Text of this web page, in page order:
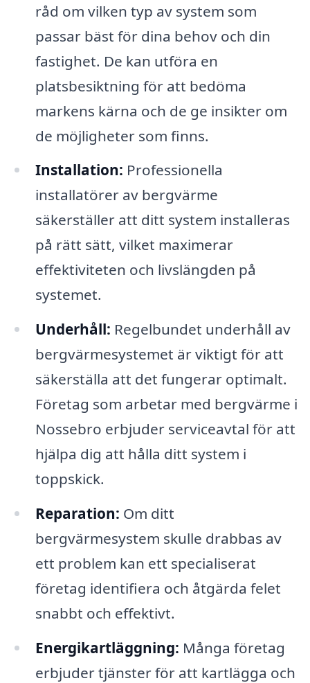
råd om vilken typ av system som
passar bäst för dina behov och din
fastighet. De kan utföra en
platsbesiktning för att bedöma
markens kärna och de ge insikter om
de möjligheter som finns.
Installation: Professionella
installatörer av bergvärme
säkerställer att ditt system installeras
på rätt sätt, vilket maximerar
effektiviteten och livslängden på
systemet.
Underhåll: Regelbundet underhåll av
bergvärmesystemet är viktigt för att
säkerställa att det fungerar optimalt.
Företag som arbetar med bergvärme i
Nossebro erbjuder serviceavtal för att
hjälpa dig att hålla ditt system i
toppskick.
Reparation: Om ditt
bergvärmesystem skulle drabbas av
ett problem kan ett specialiserat
företag identifiera och åtgärda felet
snabbt och effektivt.
Energikartläggning: Många företag
erbjuder tjänster för att kartlägga och